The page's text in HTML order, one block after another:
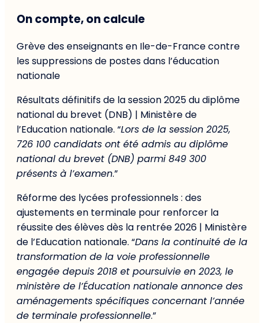
On compte, on calcule
Grève des enseignants en Ile-de-France contre
les suppressions de postes dans l’éducation
nationale
Résultats définitifs de la session 2025 du diplôme
national du brevet (DNB) | Ministère de
l’Education nationale. “Lors de la session 2025,
726 100 candidats ont été admis au diplôme
national du brevet (DNB) parmi 849 300
présents à l’examen.”
Réforme des lycées professionnels : des
ajustements en terminale pour renforcer la
réussite des élèves dès la rentrée 2026 | Ministère
de l’Education nationale. “Dans la continuité de la
transformation de la voie professionnelle
engagée depuis 2018 et poursuivie en 2023, le
ministère de l’Éducation nationale annonce des
aménagements spécifiques concernant l’année
de terminale professionnelle.”